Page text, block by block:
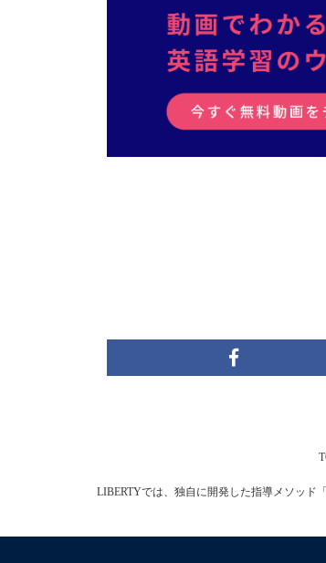
LIBERTYでは、独自に開発した指導メソッド